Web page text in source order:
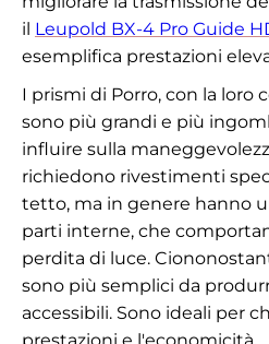
il Leupold BX-4 Pro Guide
esemplifica prestazioni
I prismi di Porro, con la loro
sono più grandi e più
influire sulla
richiedono rivestimenti
tetto, ma in genere hanno
parti interne, che
perdita di luce.
sono più semplici da
accessibili. Sono ideali per